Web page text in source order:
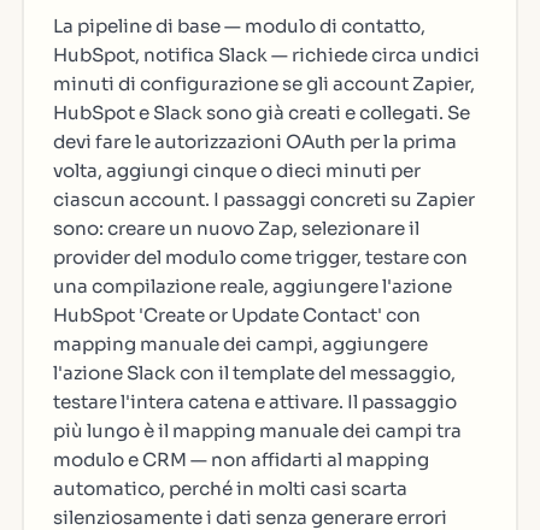
La pipeline di base — modulo di contatto,
HubSpot, notifica Slack — richiede circa undici
minuti di configurazione se gli account Zapier,
HubSpot e Slack sono già creati e collegati. Se
devi fare le autorizzazioni OAuth per la prima
volta, aggiungi cinque o dieci minuti per
ciascun account. I passaggi concreti su Zapier
sono: creare un nuovo Zap, selezionare il
provider del modulo come trigger, testare con
una compilazione reale, aggiungere l'azione
HubSpot 'Create or Update Contact' con
mapping manuale dei campi, aggiungere
l'azione Slack con il template del messaggio,
testare l'intera catena e attivare. Il passaggio
più lungo è il mapping manuale dei campi tra
modulo e CRM — non affidarti al mapping
automatico, perché in molti casi scarta
silenziosamente i dati senza generare errori